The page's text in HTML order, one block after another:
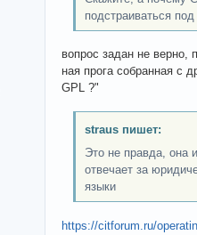
подстраиваться
вопрос задан не верно,
ная прога собранная с
GPL ?"
straus пишет:
Это не правда, она
отвечает за
языки
https://citforum.ru/